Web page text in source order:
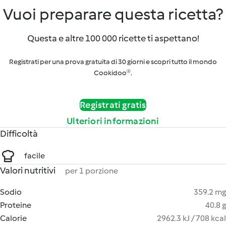
Vuoi preparare questa ricetta?
Questa e altre 100 000 ricette ti aspettano!
Registrati per una prova gratuita di 30 giorni e scopri tutto il mondo
Cookidoo®.
Registrati gratis
Ulteriori informazioni
Difficoltà
facile
Valori nutritivi per 1 porzione
Sodio
359.2 mg
Proteine
40.8 g
Calorie
2962.3 kJ / 708 kcal